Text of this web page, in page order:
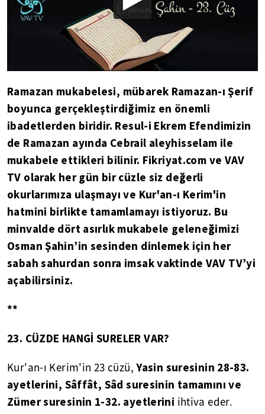
Ramazan mukabelesi, mübarek Ramazan-ı Şerif
boyunca gerçekleştirdiğimiz en önemli
ibadetlerden biridir. Resul-i Ekrem Efendimizin
de Ramazan ayında Cebrail aleyhisselam ile
mukabele ettikleri bilinir. Fikriyat.com ve VAV
TV olarak her gün bir cüzle siz değerli
okurlarımıza ulaşmayı ve Kur'an-ı Kerim'in
hatmini birlikte tamamlamayı istiyoruz. Bu
minvalde dört asırlık mukabele geleneğimizi
Osman Şahin’in sesinden dinlemek için her
sabah sahurdan sonra imsak vaktinde VAV TV’yi
açabilirsiniz.
**
23. CÜZDE HANGİ SURELER VAR?
Kur'an-ı Kerim'in 23 cüzü,Yasin suresinin 28-83.
ayetlerini, Sâffât, Sâd suresinin tamamını ve
Zümer suresinin 1-32. ayetlerini ihtiva eder.